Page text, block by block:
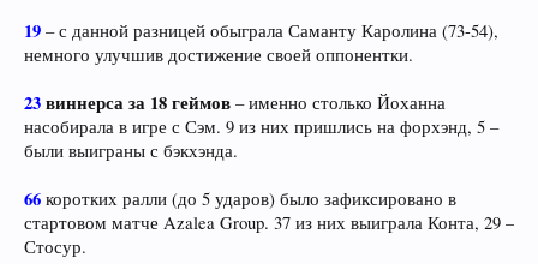
19 – с данной разницей обыграла Саманту Каролина (73-54),
немного улучшив достижение своей оппонентки.
23виннерса за 18 геймов – именно столько Йоханна
насобирала в игре с Сэм. 9 из них пришлись на форхэнд, 5 –
были выиграны с бэкхэнда.
66 коротких ралли (до 5 ударов) было зафиксировано в
стартовом матче Azalea Group. 37 из них выиграла Конта, 29 –
Стосур.